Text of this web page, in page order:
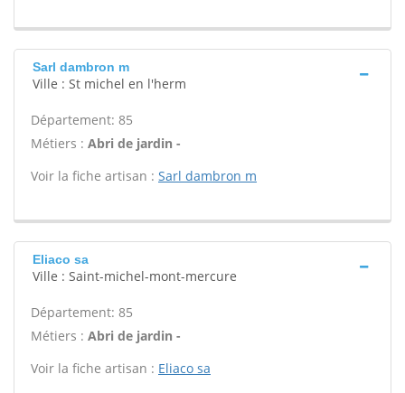
Sarl dambron m
Ville : St michel en l'herm
Département: 85
Métiers : Abri de jardin -
Voir la fiche artisan : Sarl dambron m
Eliaco sa
Ville : Saint-michel-mont-mercure
Département: 85
Métiers : Abri de jardin -
Voir la fiche artisan : Eliaco sa